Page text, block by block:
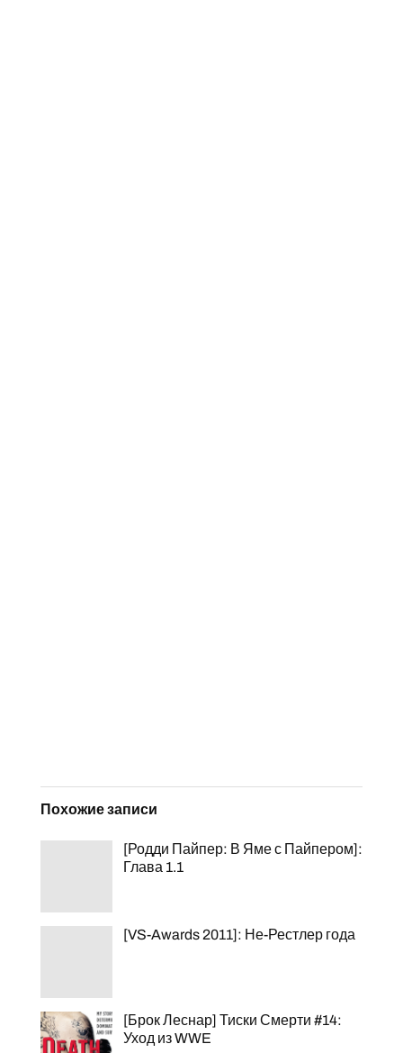
Похожие записи
[Родди Пайпер: В Яме с Пайпером]:
Глава 1.1
[VS-Awards 2011]: Не-Рестлер года
[Брок Леснар] Тиски Смерти #14:
Уход из WWE